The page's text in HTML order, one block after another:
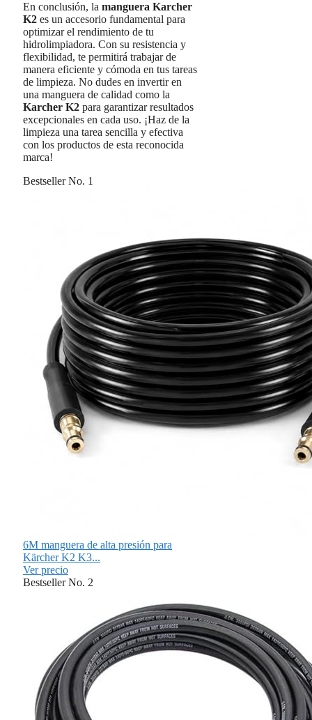
En conclusión, la manguera Karcher
K2 es un accesorio fundamental para
optimizar el rendimiento de tu
hidrolimpiadora. Con su resistencia y
flexibilidad, te permitirá trabajar de
manera eficiente y cómoda en tus tareas
de limpieza. No dudes en invertir en
una manguera de calidad como la
Karcher K2 para garantizar resultados
excepcionales en cada uso. ¡Haz de la
limpieza una tarea sencilla y efectiva
con los productos de esta reconocida
marca!
Bestseller No. 1
6M manguera de alta presión para
Kärcher K2 K3...
Ver precio
Bestseller No. 2